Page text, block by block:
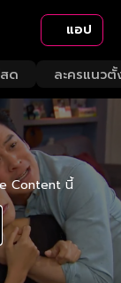
แอป
ด ละครแนวตั้
Content นี้